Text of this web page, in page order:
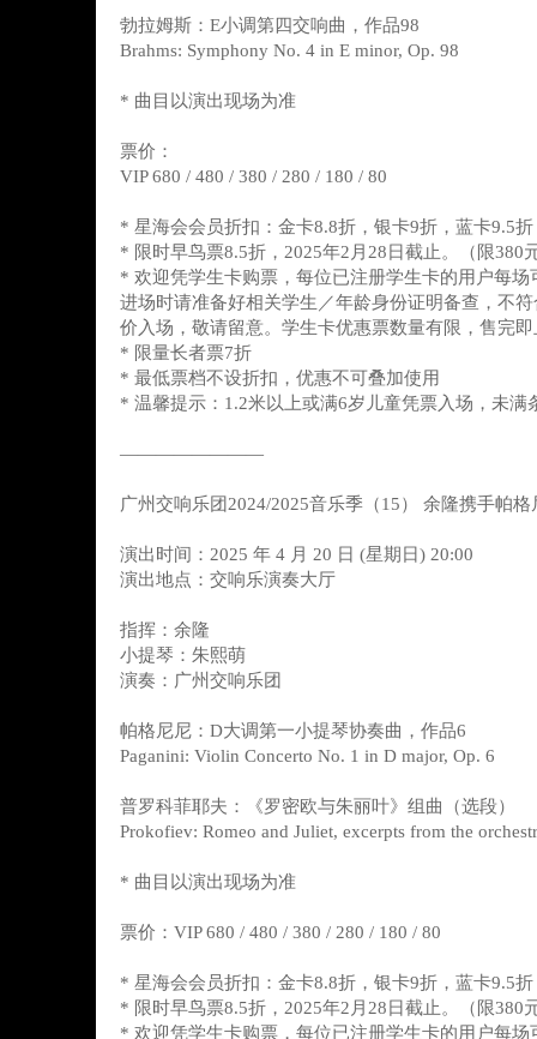
勃拉姆斯：E小调第四交响曲，作品98
Brahms: Symphony No. 4 in E minor, Op. 98
* 曲目以演出现场为准
票价：
VIP 680 / 480 / 380 / 280 / 180 / 80
* 星海会会员折扣：金卡8.8折，银卡9折，蓝卡9.5折
* 限时早鸟票8.5折，2025年2月28日截止。（限380
* 欢迎凭学生卡购票，每位已注册学生卡的用户每场
进场时请准备好相关学生／年龄身份证明备查，不
价入场，敬请留意。学生卡优惠票数量有限，售完即
* 限量长者票7折
* 最低票档不设折扣，优惠不可叠加使用
* 温馨提示：1.2米以上或满6岁儿童凭票入场，未满
————————
广州交响乐团2024/2025音乐季（15） 余隆携手帕
演出时间：2025 年 4 月 20 日 (星期日) 20:00
演出地点：交响乐演奏大厅
指挥：余隆
小提琴：朱熙萌
演奏：广州交响乐团
帕格尼尼：D大调第一小提琴协奏曲，作品6
Paganini: Violin Concerto No. 1 in D major, Op. 6
普罗科菲耶夫：《罗密欧与朱丽叶》组曲（选段）
Prokofiev: Romeo and Juliet, excerpts from the
* 曲目以演出现场为准
票价：VIP 680 / 480 / 380 / 280 / 180 / 80
* 星海会会员折扣：金卡8.8折，银卡9折，蓝卡9.5折
* 限时早鸟票8.5折，2025年2月28日截止。（限380
* 欢迎凭学生卡购票，每位已注册学生卡的用户每场